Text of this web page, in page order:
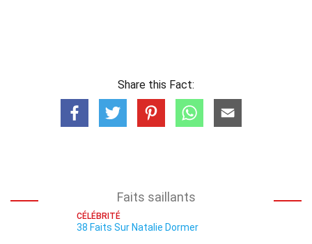
Share this Fact:
Faits saillants
CÉLÉBRITÉ
38 Faits Sur Natalie Dormer